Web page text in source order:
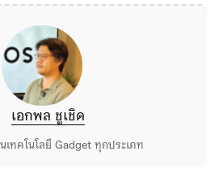
เอกพล ชูเชิด
เทคโนโลยี Gadget ทุกประเภท